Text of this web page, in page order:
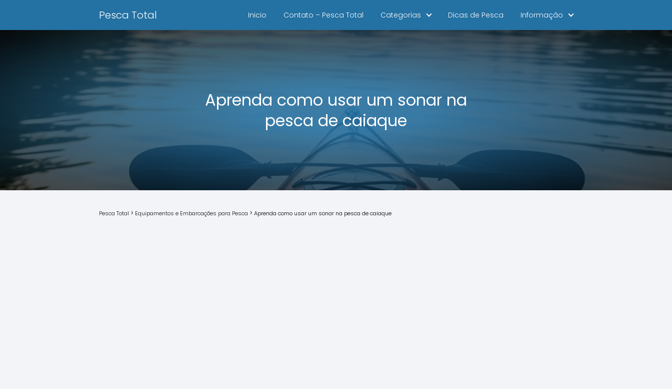
Pesca Total Inicio Contato – Pesca Total Categorias Dicas de Pesca Informação
Aprenda como usar um sonar na
pesca de caiaque
Pesca Total Equipamentos e Embarcações para Pesca Aprenda como usar um sonar na pesca de caiaque